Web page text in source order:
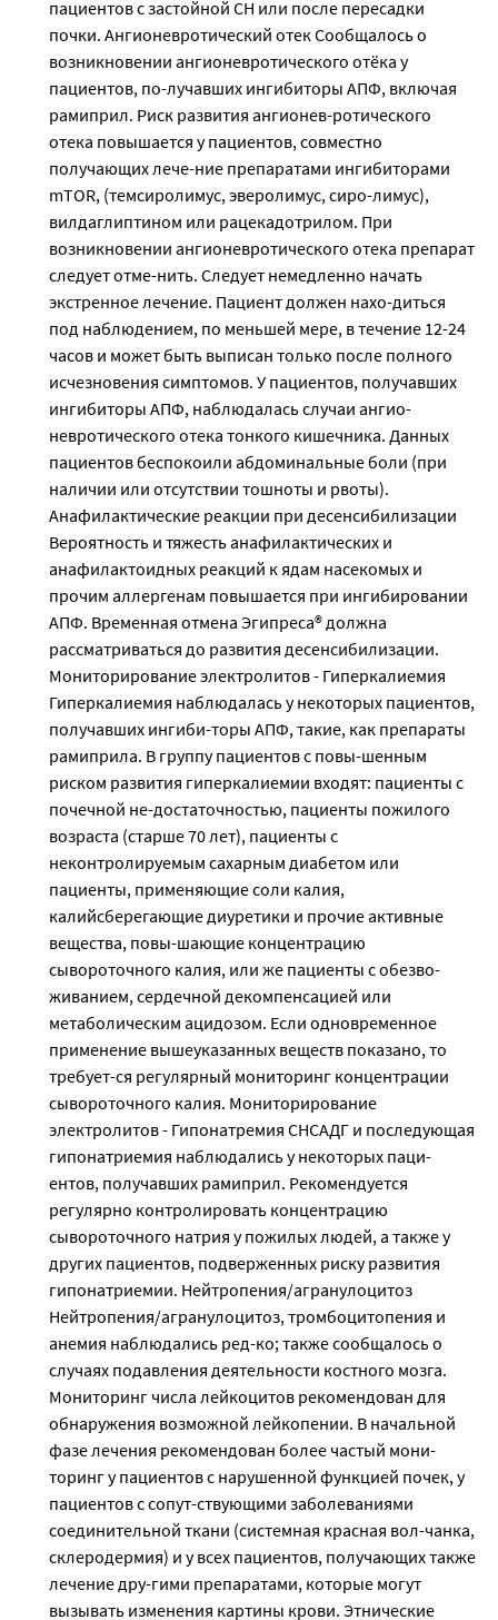
пациентов с застойной СН или после пересадки
почки. Ангионевротический отек Сообщалось о
возникновении ангионевротического отёка у
пациентов, по-лучавших ингибиторы АПФ, включая
рамиприл. Риск развития ангионев-ротического
отека повышается у пациентов, совместно
получающих лече-ние препаратами ингибиторами
mTOR, (темсиролимус, эверолимус, сиро-лимус),
вилдаглиптином или рацекадотрилом. При
возникновении ангионевротического отека препарат
следует отме-нить. Следует немедленно начать
экстренное лечение. Пациент должен нахо-диться
под наблюдением, по меньшей мере, в течение 12-24
часов и может быть выписан только после полного
исчезновения симптомов. У пациентов, получавших
ингибиторы АПФ, наблюдалась случаи ангио-
невротического отека тонкого кишечника. Данных
пациентов беспокоили абдоминальные боли (при
наличии или отсутствии тошноты и рвоты).
Анафилактические реакции при десенсибилизации
Вероятность и тяжесть анафилактических и
анафилактоидных реакций к ядам насекомых и
прочим аллергенам повышается при ингибировании
АПФ. Временная отмена Эгипреса® должна
рассматриваться до развития десенсибилизации.
Мониторирование электролитов - Гиперкалиемия
Гиперкалиемия наблюдалась у некоторых пациентов,
получавших ингиби-торы АПФ, такие, как препараты
рамиприла. В группу пациентов с повы-шенным
риском развития гиперкалиемии входят: пациенты с
почечной не-достаточностью, пациенты пожилого
возраста (старше 70 лет), пациенты с
неконтролируемым сахарным диабетом или
пациенты, применяющие соли калия,
калийсберегающие диуретики и прочие активные
вещества, повы-шающие концентрацию
сывороточного калия, или же пациенты с обезво-
живанием, сердечной декомпенсацией или
метаболическим ацидозом. Если одновременное
применение вышеуказанных веществ показано, то
требует-ся регулярный мониторинг концентрации
сывороточного калия. Мониторирование
электролитов - Гипонатремия СНСАДГ и последующая
гипонатриемия наблюдались у некоторых паци-
ентов, получавших рамиприл. Рекомендуется
регулярно контролировать концентрацию
сывороточного натрия у пожилых людей, а также у
других пациентов, подверженных риску развития
гипонатриемии. Нейтропения/агранулоцитоз
Нейтропения/агранулоцитоз, тромбоцитопения и
анемия наблюдались ред-ко; также сообщалось о
случаях подавления деятельности костного мозга.
Мониторинг числа лейкоцитов рекомендован для
обнаружения возможной лейкопении. В начальной
фазе лечения рекомендован более частый мони-
торинг у пациентов с нарушенной функцией почек, у
пациентов с сопут-ствующими заболеваниями
соединительной ткани (системная красная вол-чанка,
склеродермия) и у всех пациентов, получающих также
лечение дру-гими препаратами, которые могут
вызывать изменения картины крови. Этнические